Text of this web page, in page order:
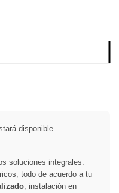
disponible.
soluciones integrales:
todo de acuerdo a tu
, instalación en